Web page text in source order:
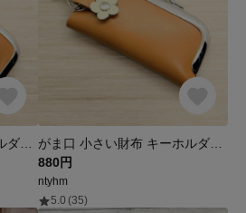
880円
ntyhm
5.0 (35)